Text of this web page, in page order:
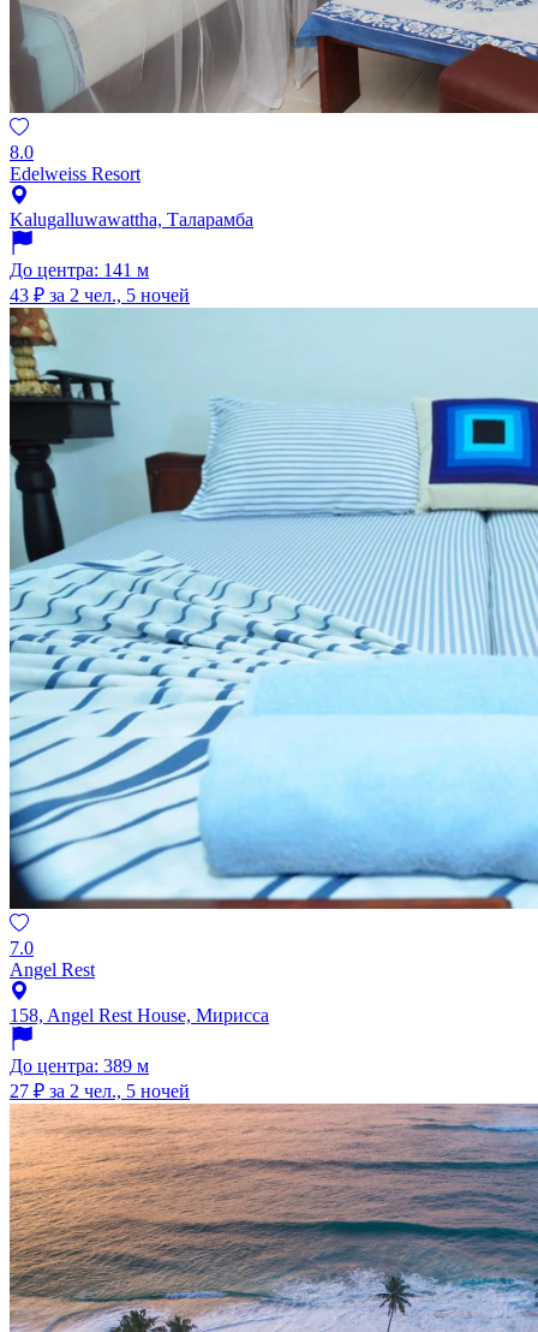
8.0
Edelweiss Resort
Kalugalluwawattha, Таларамба
До центра: 141 м
43 ₽ за 2 чел., 5 ночей
7.0
Angel Rest
158, Angel Rest House, Мирисса
До центра: 389 м
27 ₽ за 2 чел., 5 ночей